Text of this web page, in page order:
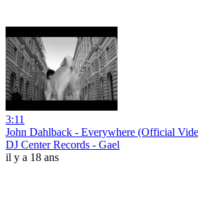
3:11
John Dahlback - Everywhere (Official
DJ Center Records - Gael
il y a 18 ans